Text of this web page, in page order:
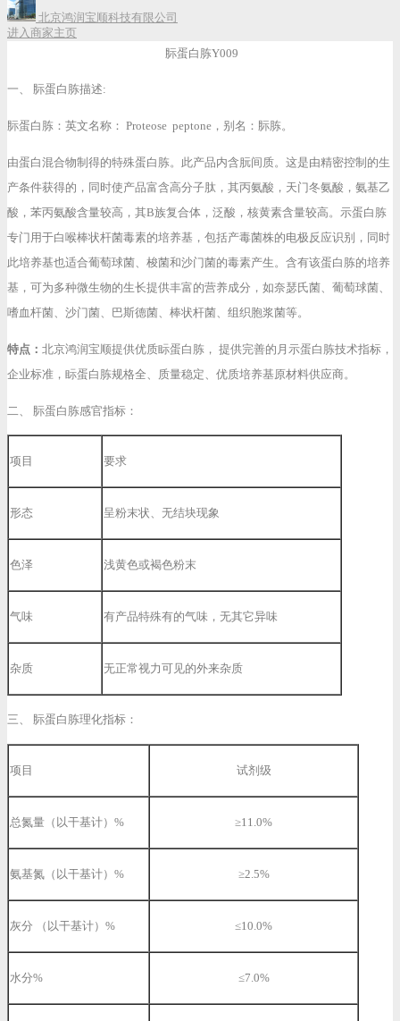
北京鸿润宝顺科技有限公司
进入商家主页
䏡蛋白胨Y009
一、 䏡蛋白胨描述:
䏡蛋白胨：英文名称： Proteose peptone，别名：䏡胨。
由蛋白混合物制得的特殊蛋白胨。此产品内含朊间质。这是由精密控制的生
产条件获得的，同时使产品富含高分子肽，其丙氨酸，天门冬氨酸，氨基乙
酸，苯丙氨酸含量较高，其B族复合体，泛酸，核黄素含量较高。示蛋白胨
专门用于白喉棒状杆菌毒素的培养基，包括产毒菌株的电极反应识别，同时
此培养基也适合葡萄球菌、梭菌和沙门菌的毒素产生。含有该蛋白胨的培养
基，可为多种微生物的生长提供丰富的营养成分，如奈瑟氏菌、葡萄球菌、
嗜血杆菌、沙门菌、巴斯德菌、棒状杆菌、组织胞浆菌等。
特点： 北京鸿润宝顺提供优质眎蛋白胨， 提供完善的月示蛋白胨技术指标，
企业标准，眎蛋白胨规格全、质量稳定、优质培养基原材料供应商。
二、 䏡蛋白胨感官指标：
项目 要求
形态 呈粉末状、无结块现象
色泽 浅黄色或褐色粉末
气味 有产品特殊有的气味，无其它异味
杂质 无正常视力可见的外来杂质
三、 䏡蛋白胨理化指标：
项目 试剂级
总氮量（以干基计）% ≥11.0%
氨基氮（以干基计）% ≥2.5%
灰分 （以干基计）% ≤10.0%
水分% ≤7.0%